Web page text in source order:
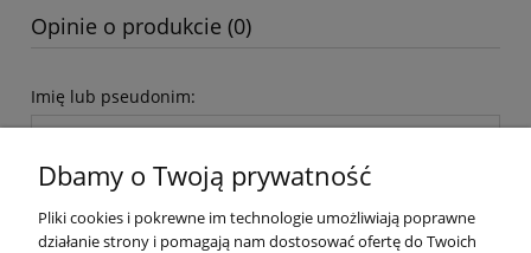
Opinie o produkcie (0)
Imię lub pseudonim:
Twoja opinia:
Dbamy o Twoją prywatność
Pliki cookies i pokrewne im technologie umożliwiają poprawne
działanie strony i pomagają nam dostosować ofertę do Twoich